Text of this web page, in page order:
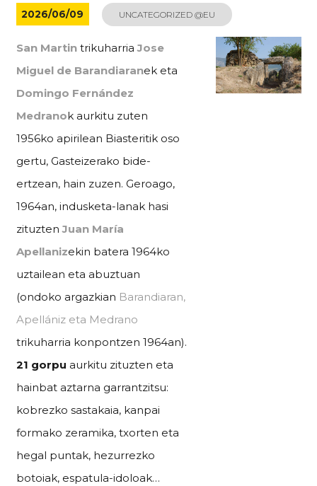
2026/06/09 UNCATEGORIZED @EU
San MartintrikuharriaJose
Miguel de Barandiaranek eta
Domingo Fernández
Medranok aurkitu zuten
1956ko apirilean Biasteritik oso
gertu, Gasteizerako bide-
ertzean, hain zuzen. Geroago,
1964an, indusketa-lanak hasi
zituztenJuan María
Apellanizekin batera 1964ko
uztailean eta abuztuan
(ondoko argazkian Barandiaran,
Apellániz eta Medrano
trikuharria konpontzen 1964an).
21 gorpu aurkitu zituzten eta
hainbat aztarna garrantzitsu:
kobrezko sastakaia, kanpai
formako zeramika, txorten eta
hegal puntak, hezurrezko
botoiak, espatula-idoloak…